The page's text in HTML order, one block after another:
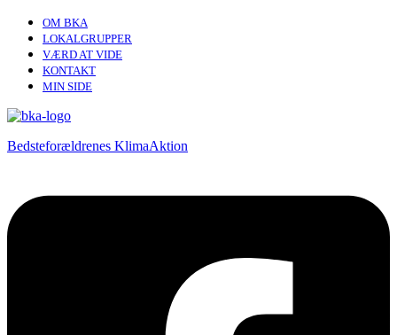
OM BKA
LOKALGRUPPER
VÆRD AT VIDE
KONTAKT
MIN SIDE
Bedsteforældrenes KlimaAktion​